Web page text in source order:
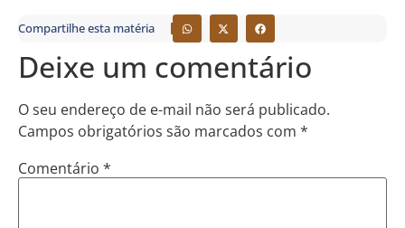
Compartilhe esta matéria
Deixe um comentário
O seu endereço de e-mail não será publicado.
Campos obrigatórios são marcados com *
Comentário *